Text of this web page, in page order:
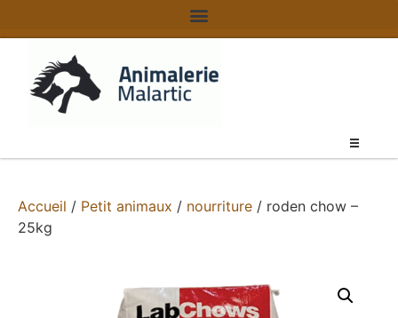
Accueil / Petit animaux / nourriture / roden chow –
25kg